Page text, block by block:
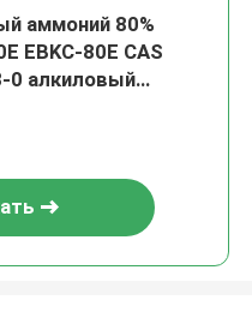
аммоний 80%
EBKC-80E CAS
0 алкиловый